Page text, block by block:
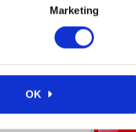
Marketing
OK